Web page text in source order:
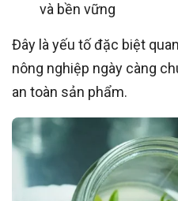
và bền vững
Đây là yếu tố đặc biệt
nông nghiệp ngày càng
an toàn sản phẩm.